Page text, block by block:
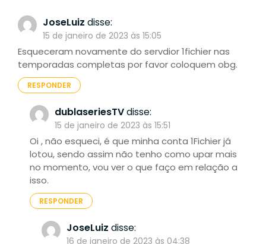
JoseLuiz disse:
15 de janeiro de 2023 às 15:05
Esqueceram novamente do servdior 1fichier nas
temporadas completas por favor coloquem obg.
RESPONDER
dublaseriesTVdisse:
15 de janeiro de 2023 às 15:51
Oi , não esqueci, é que minha conta 1Fichier já
lotou, sendo assim não tenho como upar mais
no momento, vou ver o que faço em relação a
isso.
RESPONDER
JoseLuiz disse:
16 de janeiro de 2023 às 04:38